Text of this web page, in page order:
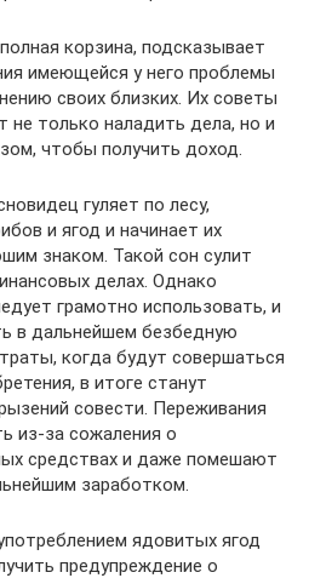
корзина, подсказывает
имеющейся у него проблемы
своих близких. Их советы
не только наладить дела, но и
чтобы получить доход.
гуляет по лесу,
и ягод и начинает их
знаком. Такой сон сулит
делах. Однако
грамотно использовать, и
в дальнейшем безбедную
когда будут совершаться
в итоге станут
совести. Переживания
из-за сожаления о
средствах и даже помешают
заработком.
ядовитых ягод
предупреждение о